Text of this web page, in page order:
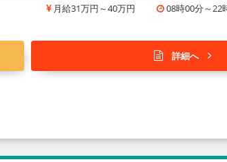
月給31万円～40万円 08時00分～22
詳細へ